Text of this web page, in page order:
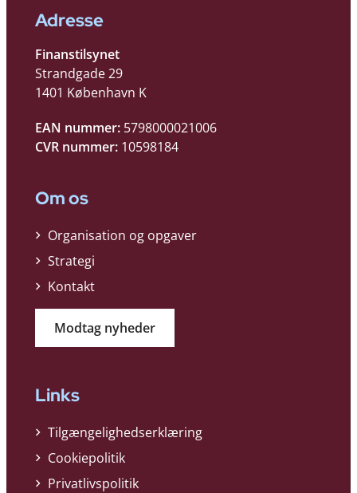
Adresse
Finanstilsynet
Strandgade 29
1401 København K
EAN nummer: 5798000021006
CVR nummer: 10598184
Om os
Organisation og opgaver
Strategi
Kontakt
Modtag nyheder
Links
Tilgængelighedserklæring
Cookiepolitik
Privatlivspolitik